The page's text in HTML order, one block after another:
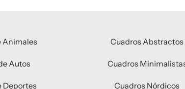
Animales
Autos
Deportes
Cuadros Abstractos
Cuadros
Cuadros Nórdicos